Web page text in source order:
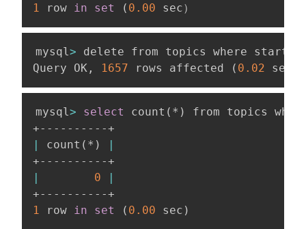
1
row in set ( 0.00 sec）
mysql > delete from topics where
Query OK,
1657 rows affected ( 0.02 sec
mysql > select count ( * )
from topics
|
count ( * )
|
|
0
|
1
row in set ( 0.00 sec )